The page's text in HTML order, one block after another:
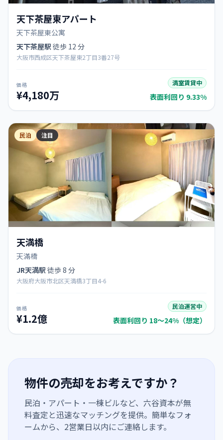
天下茶屋東アパート
天下茶屋東公寓
天下茶屋駅徒歩 12 分
大阪市西成区天下茶屋東2丁目3番27号
価格
¥4,180万
満室賃貸中
表面利回り 9.33%
民泊 注目
天満橋
天滿橋
JR天満駅徒歩 8 分
大阪府大阪市北区天満橋3丁目4-6
価格
¥1.2億
民泊運営中
表面利回り 18〜24%（想定）
物件の売却をお考えですか？
民泊・アパート・一棟ビルなど、六谷資本が無
料査定と迅速なマッチングを提供。簡単なフォ
ームから、2営業日以内にご連絡します。